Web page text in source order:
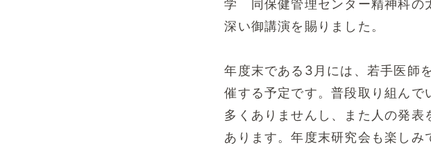
学 同保健管理センター精神科の
深い御講演を賜りました。
年度末である3月には、若手医師
催する予定です。普段取り組ん
多くありませんし、また人の発
あります。年度末研究会も楽しみ